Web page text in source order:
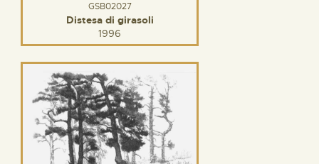
GSB02027
Distesa di girasoli
1996